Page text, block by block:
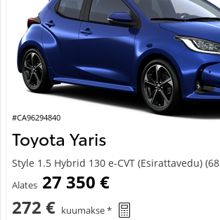
#CA96294840
Toyota Yaris
Style 1.5 Hybrid 130 e-CVT (Esirattavedu)
Alates 27 350 €
272 € kuumakse *